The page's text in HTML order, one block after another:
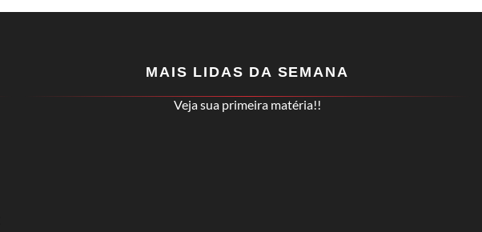
MAIS LIDAS DA SEMANA
Veja sua primeira matéria!!